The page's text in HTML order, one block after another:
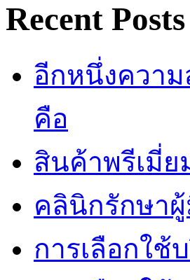
Recent Posts
อีกหนึ่งความ
คือ
สินค้าพรีเมี่
คลินิกรักษา
การเลือกใช้